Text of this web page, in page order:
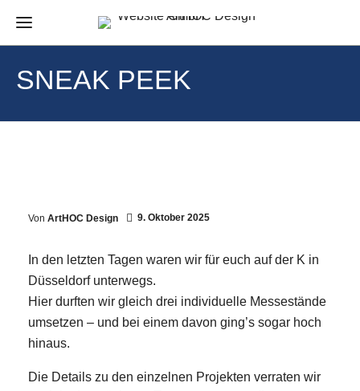
SNEAK PEEK
Von ArtHOC Design 9. Oktober 2025
In den letzten Tagen waren wir für euch auf der K in
Düsseldorf unterwegs.
Hier durften wir gleich drei individuelle Messestände
umsetzen – und bei einem davon ging’s sogar hoch
hinaus.
Die Details zu den einzelnen Projekten verraten wir